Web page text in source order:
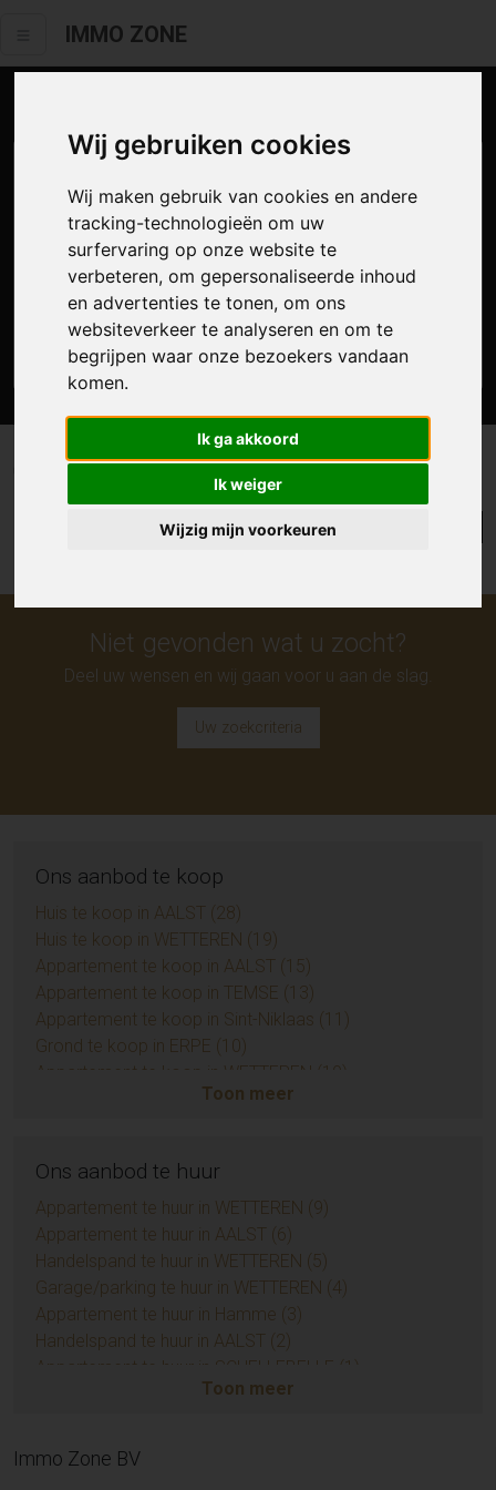
Wij gebruiken cookies
Wij maken gebruik van cookies en andere
tracking-technologieën om uw
surfervaring op onze website te
verbeteren, om gepersonaliseerde inhoud
en advertenties te tonen, om ons
websiteverkeer te analyseren en om te
begrijpen waar onze bezoekers vandaan
komen.
Ik ga akkoord
Ik weiger
Wijzig mijn voorkeuren
IMMO ZONE
Zoek
0 resultaten waarvan 0 in Hamme
Lijst
Niet gevonden wat u zocht?
Deel uw wensen en wij gaan voor u aan de slag.
Uw zoekcriteria
Ons aanbod te koop
Huis te koop in AALST (28)
Huis te koop in WETTEREN (19)
Appartement te koop in AALST (15)
Appartement te koop in TEMSE (13)
Appartement te koop in Sint-Niklaas (11)
Grond te koop in ERPE (10)
Appartement te koop in WETTEREN (10)
Appartement te koop in ZUIDKOTE (9)
Huis te koop in Sint-Niklaas (6)
Opbrengsteigendom te koop in AALST (6)
Appartement te koop in AMBLETEUSE (4)
Grond te koop in BIEVRE (4)
Appartement te koop in LIEDEKERKE (3)
Huis te koop in Zottegem (3)
Appartement te koop in LEDE (3)
Huis te koop in Temse (3)
Huis te koop in EREMBODEGEM (3)
Grond te koop in DENDERLEEUW (3)
Toon meer
Ons aanbod te huur
Appartement te huur in WETTEREN (9)
Appartement te huur in AALST (6)
Handelspand te huur in WETTEREN (5)
Garage/parking te huur in WETTEREN (4)
Appartement te huur in Hamme (3)
Handelspand te huur in AALST (2)
Appartement te huur in SCHELLEBELLE (1)
Appartement te huur in DENDERHOUTEM (1)
Handelspand te huur in MECHELEN (1)
Toon meer
Immo Zone BV